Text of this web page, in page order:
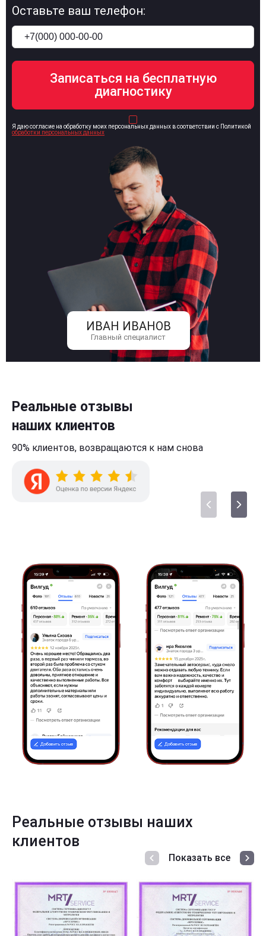
ИВАН ИВАНОВ
Главный специалист
Оставьте ваш телефон:
Я даю согласие на обработку моих персональных данных в соответствии с Политикой
обработки персональных данных
Реальные отзывы
наших клиентов
90% клиентов, возвращаются к нам снова
Реальные отзывы наших
клиентов
Показать все